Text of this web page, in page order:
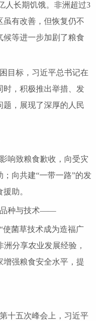
人长期饥饿。非洲超过3
有改善，但恢复仍不
等进一步加剧了粮食
目标，习近平总书记在
时，积极推出举措、发
题，展现了深厚的人民
响致粮食歉收，向受灾
向共建“一带一路”的发
助。
品种与技术——
使菌草技术成为造福广
洲分享农业发展经验，
强粮食安全水平，提
十五次峰会上，习近平